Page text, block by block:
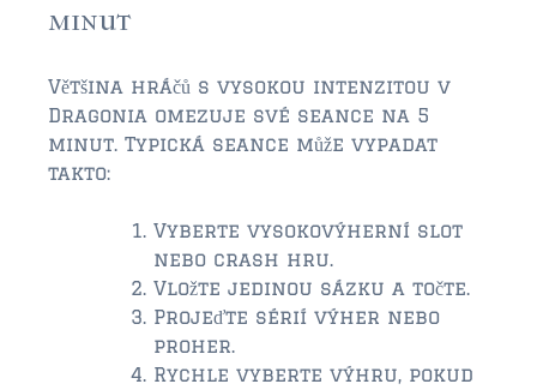
$1,000,000 – $2,000,000
AMELIA ISLAND
$150,000 and down
$350,000 – $500,000
$500,000 – $750,000
$750,000 – $1,000,000
minut
Většina hráčů s vysokou intenzitou v
Dragonia omezuje své seance na 5
minut. Typická seance může vypadat
takto:
Vyberte vysokovýherní slot
nebo crash hru.
Vložte jedinou sázku a točte.
Projeďte sérií výher nebo
proher.
Rychle vyberte výhru, pokud